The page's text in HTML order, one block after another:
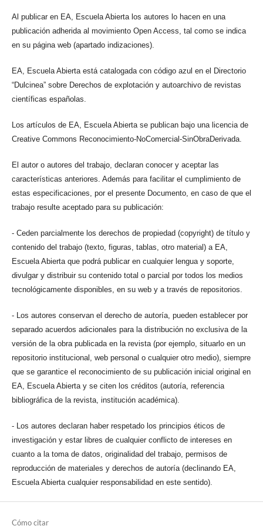
Al publicar en EA, Escuela Abierta los autores lo hacen en una
publicación adherida al movimiento Open Access, tal como se indica
en su página web (apartado indizaciones).
EA, Escuela Abierta está catalogada con código azul en el Directorio
“Dulcinea” sobre Derechos de explotación y autoarchivo de revistas
científicas españolas.
Los artículos de EA, Escuela Abierta se publican bajo una licencia de
Creative Commons Reconocimiento-NoComercial-SinObraDerivada.
El autor o autores del trabajo, declaran conocer y aceptar las
características anteriores. Además para facilitar el cumplimiento de
estas especificaciones, por el presente Documento, en caso de que el
trabajo resulte aceptado para su publicación:
- Ceden parcialmente los derechos de propiedad (copyright) de título y
contenido del trabajo (texto, figuras, tablas, otro material) a EA,
Escuela Abierta que podrá publicar en cualquier lengua y soporte,
divulgar y distribuir su contenido total o parcial por todos los medios
tecnológicamente disponibles, en su web y a través de repositorios.
- Los autores conservan el derecho de autoría, pueden establecer por
separado acuerdos adicionales para la distribución no exclusiva de la
versión de la obra publicada en la revista (por ejemplo, situarlo en un
repositorio institucional, web personal o cualquier otro medio), siempre
que se garantice el reconocimiento de su publicación inicial original en
EA, Escuela Abierta y se citen los créditos (autoría, referencia
bibliográfica de la revista, institución académica).
- Los autores declaran haber respetado los principios éticos de
investigación y estar libres de cualquier conflicto de intereses en
cuanto a la toma de datos, originalidad del trabajo, permisos de
reproducción de materiales y derechos de autoría (declinando EA,
Escuela Abierta cualquier responsabilidad en este sentido).
Cómo citar